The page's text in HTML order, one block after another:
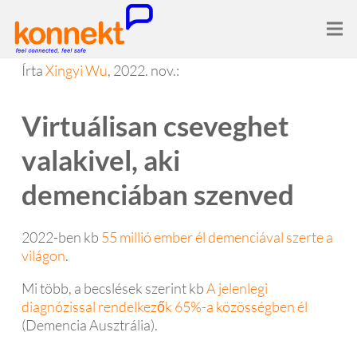
ÍrtaXingyi Wu, 2022. nov.:
Virtuálisan cseveghet
valakivel, aki
demenciában szenved
2022-ben kb 55 millió ember él demenciával szerte a
világon.
Mi több, a becslések szerint kbA jelenlegi
diagnózissal rendelkezők 65%-a közösségben él
(Demencia Ausztrália).